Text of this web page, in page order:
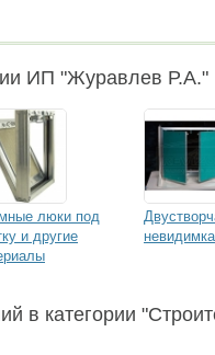
ИП "Журавлев Р.А."
люки под
и другие
невидимка
в категории